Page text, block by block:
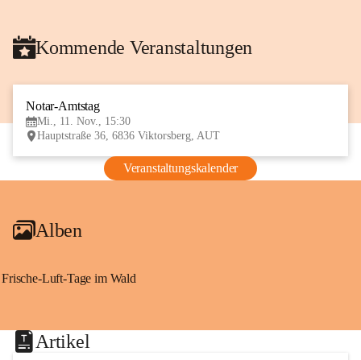
Kommende Veranstaltungen
Notar-Amtstag
Mi., 11. Nov., 15:30
Hauptstraße 36, 6836 Viktorsberg, AUT
Veranstaltungskalender
Alben
Frische-Luft-Tage im Wald
Artikel